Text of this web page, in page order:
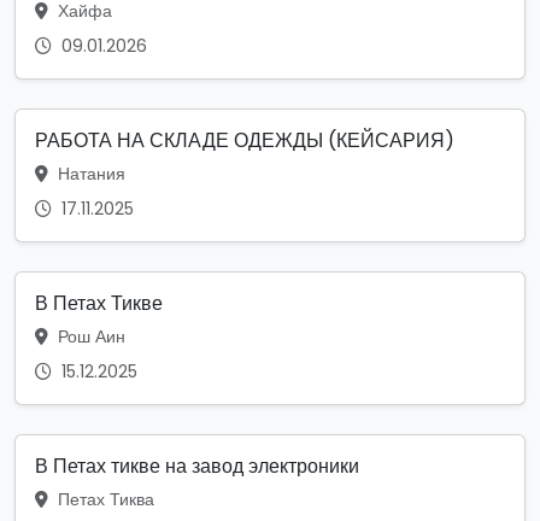
Хайфа
09.01.2026
РАБОТА НА СКЛАДЕ ОДЕЖДЫ (КЕЙСАРИЯ)
Натания
17.11.2025
В Петах Тикве
Рош Аин
15.12.2025
В Петах тикве на завод электроники
Петах Тиква